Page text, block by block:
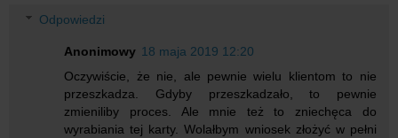
Odpowiedzi
Anonimowy 18 maja 2019 12:20
Oczywiście, że nie, ale pewnie wielu klientom to nie
przeszkadza. Gdyby przeszkadzało, to pewnie
zmieniliby proces. Ale mnie też to zniechęca do
wyrabiania tej karty. Wolałbym wniosek złożyć w pełni